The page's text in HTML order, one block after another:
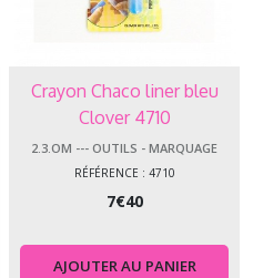
Crayon Chaco liner bleu
Clover 4710
2.3.OM --- OUTILS - MARQUAGE
RÉFÉRENCE : 4710
7€40
AJOUTER AU PANIER